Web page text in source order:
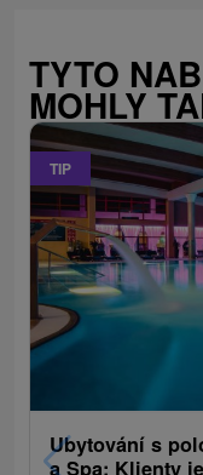
TYTO
MOHLY
TIP
Ubytování s
a Spa: Klienty